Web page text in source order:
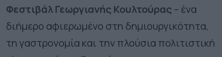
Φεστιβάλ Γεωργιανής Κουλτούρας – ένα
διήμερο αφιερωμένο στη δημιουργικότητα,
τη γαστρονομία και την πλούσια πολιτιστική